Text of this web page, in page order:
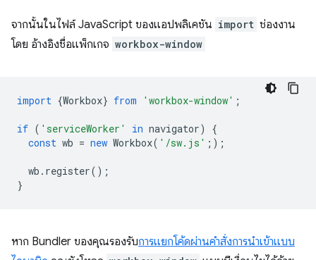
จากนั้นในไฟล์ JavaScript ของแอปพลิเคชัน import ช่องงาน
โดย อ้างอิงชื่อแพ็กเกจ workbox-window
import {Workbox} from 'workbox-window' ;
if ( 'serviceWorker' in navigator)
{
const wb = new Workbox( '/sw.js' ; );
wb . register();
}
หาก Bundler ของคุณรองรับการแยกโค้ดผ่านคำสั่งการนำเข้าแบบ